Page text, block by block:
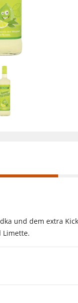
und dem extra
Limette.